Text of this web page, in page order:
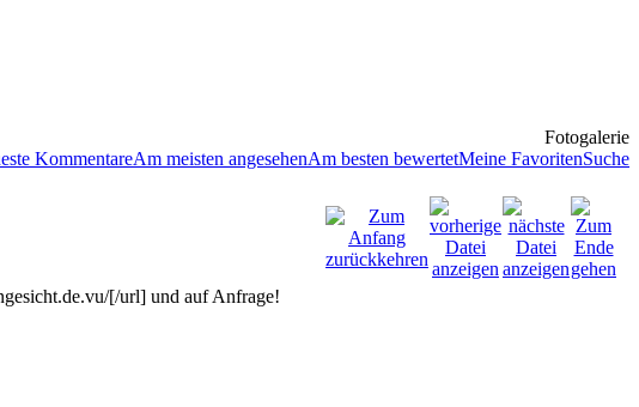
Fotogalerie
KommentareAm meisten angesehenAm besten bewertetMeine FavoritenSuche